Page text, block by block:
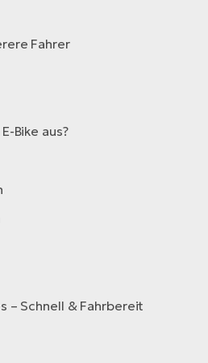
Fahrer
Bike aus?
– Schnell & Fahrbereit